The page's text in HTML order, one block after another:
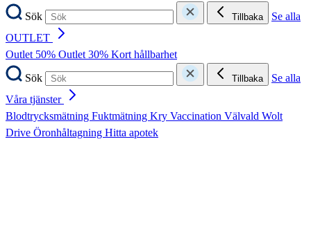
Sök
Tillbaka
Se alla
OUTLET
Outlet 50% Outlet 30% Kort hållbarhet
Sök
Tillbaka
Se alla
Våra tjänster
Blodtrycksmätning Fuktmätning Kry Vaccination Välvald Wolt
Drive Öronhåltagning Hitta apotek